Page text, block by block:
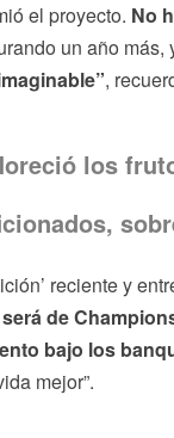
el proyecto. No
un año
,
los
reciente y
de
bajo los
mejor”.